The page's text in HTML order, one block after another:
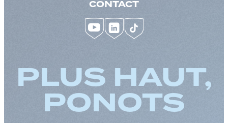
CONTACT
PLUS HAUT,
PONOTS